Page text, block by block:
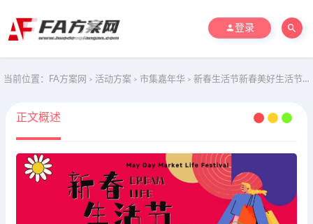
登录
当前位置： FA方案网 > 活动方案 > 市集嘉年华 > 新春生活节新春美好生活节活动方案
正文概述